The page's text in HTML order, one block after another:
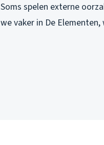
Soms spelen externe
we vaker in De